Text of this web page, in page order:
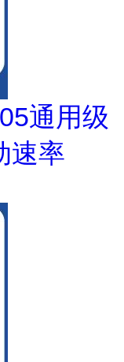
通用级
速率